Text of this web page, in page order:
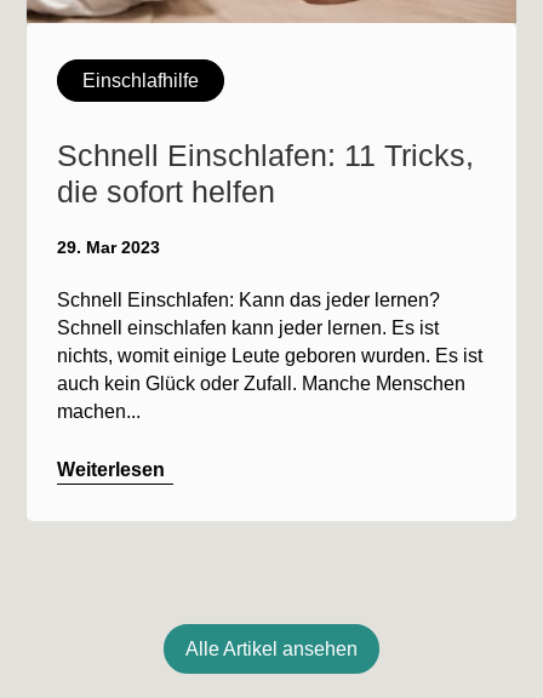
Einschlafhilfe
Schnell Einschlafen: 11 Tricks,
die sofort helfen
29. Mar 2023
Schnell Einschlafen: Kann das jeder lernen?
Schnell einschlafen kann jeder lernen. Es ist
nichts, womit einige Leute geboren wurden. Es ist
auch kein Glück oder Zufall. Manche Menschen
machen...
Weiterlesen
Alle Artikel ansehen